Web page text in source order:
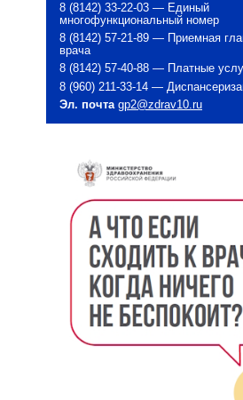
8 (8142) 33-22-03 — Единый
многофункциональный номер
8 (8142) 57-21-89 — Приемная
врача
8 (8142) 57-40-88 — Платные
8 (960) 211-33-14 —
Эл. почта gp2@zdrav10.ru